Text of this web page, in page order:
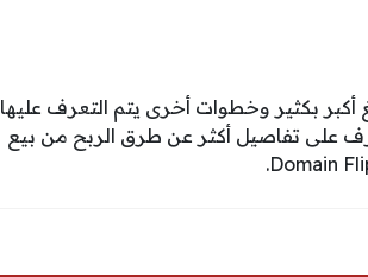
أكبر بكثير وخطوات أخرى يتم التعرف عليها
على تفاصيل أكثر عن طرق الربح من بيع